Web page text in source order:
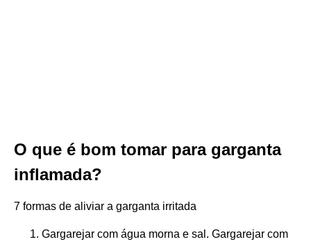
O que é bom tomar para garganta
inflamada?
7 formas de aliviar a garganta irritada
Gargarejar com água morna e sal. Gargarejar com